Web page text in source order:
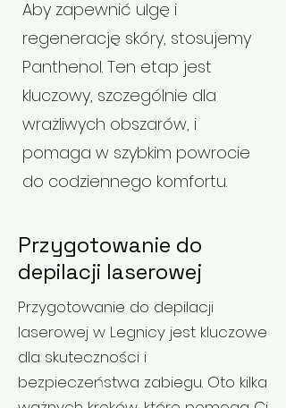
Aby zapewnić ulgę i
regenerację skóry, stosujemy
Panthenol. Ten etap jest
kluczowy, szczególnie dla
wrażliwych obszarów, i
pomaga w szybkim powrocie
do codziennego komfortu.
Przygotowanie do
depilacji laserowej
Przygotowanie do depilacji
laserowej w Legnicy jest kluczowe
dla skuteczności i
bezpieczeństwa zabiegu. Oto kilka